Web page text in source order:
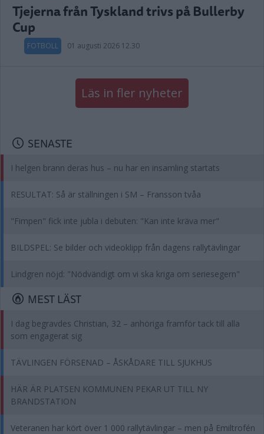
Tjejerna från Tyskland trivs på Bullerby
Cup
FOTBOLL 01 augusti 2026 12.30
Läs in fler nyheter
SENASTE
I helgen brann deras hus – nu har en insamling startats
RESULTAT: Så är ställningen i SM – Fransson tvåa
"Fimpen" fick inte jubla i debuten: "Kan inte kräva mer"
BILDSPEL: Se bilder och videoklipp från dagens rallytävlingar
Lindgren nöjd: "Nödvändigt om vi ska kriga om seriesegern"
MEST LÄST
I dag begravdes Christian, 32 – anhöriga framför tack till alla
som engagerat sig
TÄVLINGEN FÖRSENAD – ÅSKÅDARE TILL SJUKHUS
HÄR ÄR PLATSEN KOMMUNEN PEKAR UT TILL NY
BRANDSTATION
Veteranen har kört över 1 000 rallytävlingar – men på Emiltrofén